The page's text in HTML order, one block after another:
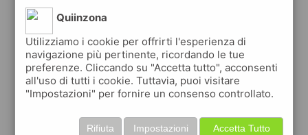
Quiinzona
Utilizziamo i cookie per offrirti l'esperienza di
navigazione più pertinente, ricordando le tue
preferenze. Cliccando su "Accetta tutto", acconsenti
all'uso di tutti i cookie. Tuttavia, puoi visitare
"Impostazioni" per fornire un consenso controllato.
Accetta Tutto
Impostazioni
Rifiuta